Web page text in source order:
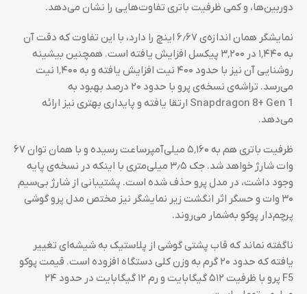
دوربین‌ها، و کمی ظرفیت باتری تفاوت‌هایی را نشان می‌دهد.
نمایشگر همان اندازه‌ی ۶٫۶۷ اینچ را دارد، با این تفاوت که دقت آن
به ۱٬۴۴۰ در ۳٬۲۰۰ پیکسل افزایش یافته است. همچنین بیشینه
روشنایی آن نیز با حدود ۴۰۰ نیت افزایش یافته و به ۱٬۴۰۰ نیت
می‌رسد. تراشه‌ی نسخه‌ی پرو با حدود ۲۰ درصد بهبود به
Snapdragon 8+ Gen 1 ارتقا یافته و پایداری بهتری نیز ارائه
می‌دهد.
ظرفیت باتری هم به ۵٬۱۶۰ میلی‌آمپرساعت رسیده و با همان توان ۶۷
وات شارژ خواهد شد. جک ۳٫۵ میلی‌متری با اینکه در نسخه‌ی پایه
وجود داشت، در مدل پرو حذف شده است. پشتیبانی از شارژ بی‌سیم
۳۰ وات و حسگر اثر انگشت زیر نمایشگر نیز مختص مدل پرو گوشی
پرچم‌دار پوکو به‌شمار می‌روند.
ناگفته نماند که قاب پشتی گوشی از پلاستیک به شیشه‌ای تغییر
یافته که حدود ۲۰ گرم به وزن کلی دستگاه افزوده است. قیمت پوکو
F5 پرو با ظرفیت ۵۱۲ گیگابایت و رم ۱۲ گیگابایت در حدود ۲۴